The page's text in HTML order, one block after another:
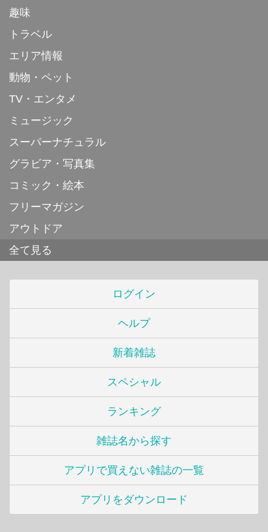
趣味
トラベル
エリア情報
動物・ペット
TV・エンタメ
ミュージック
スーパーナチュラル
グラビア・写真集
コミック・絵本
フリーマガジン
アウトドア
全て見る
ログイン
ヘルプ
新着雑誌
スペシャル
ランキング
雑誌名から探す
アプリで買えない雑誌の一覧
アプリをダウンロード